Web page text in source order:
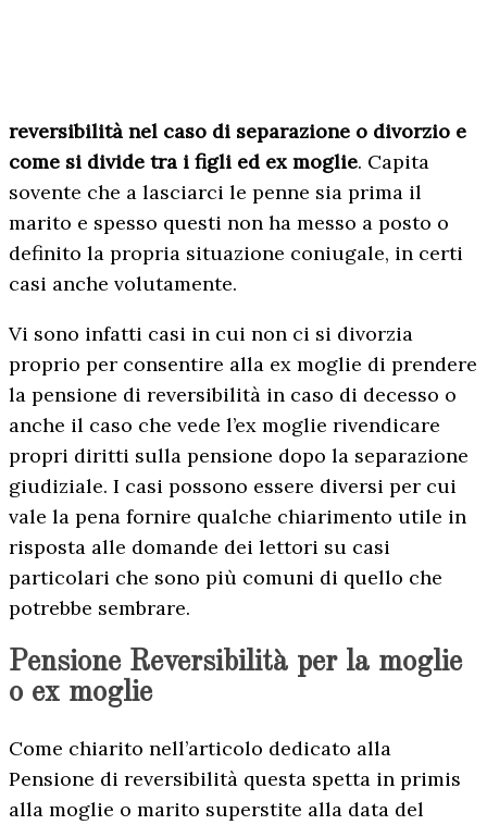
reversibilità nel caso di separazione o divorzio e
come si divide tra i figli ed ex moglie. Capita
sovente che a lasciarci le penne sia prima il
marito e spesso questi non ha messo a posto o
definito la propria situazione coniugale, in certi
casi anche volutamente.
Vi sono infatti casi in cui non ci si divorzia
proprio per consentire alla ex moglie di prendere
la pensione di reversibilità in caso di decesso o
anche il caso che vede l’ex moglie rivendicare
propri diritti sulla pensione dopo la separazione
giudiziale. I casi possono essere diversi per cui
vale la pena fornire qualche chiarimento utile in
risposta alle domande dei lettori su casi
particolari che sono più comuni di quello che
potrebbe sembrare.
Pensione Reversibilità per la moglie
o ex moglie
Come chiarito nell’articolo dedicato alla
Pensione di reversibilità questa spetta in primis
alla moglie o marito superstite alla data del